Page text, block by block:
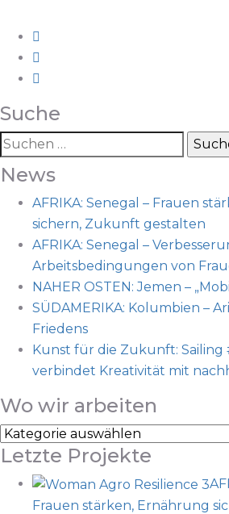
Suche
News
AFRIKA: Senegal – Frauen
sichern, Zukunft gestalten
AFRIKA: Senegal –
Arbeitsbedingungen von
NAHER OSTEN: Jemen –
SÜDAMERIKA: Kolumbien –
Friedens
Kunst für die Zukunft: Sailing
verbindet Kreativität mit
Wo wir arbeiten
Letzte Projekte
Frauen stärken, Ernährung